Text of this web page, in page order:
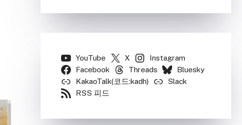
YouTube X
Instagram
Facebook
Threads
Bluesky
KakaoTalk(코드:kadh)
Slack
RSS 피드